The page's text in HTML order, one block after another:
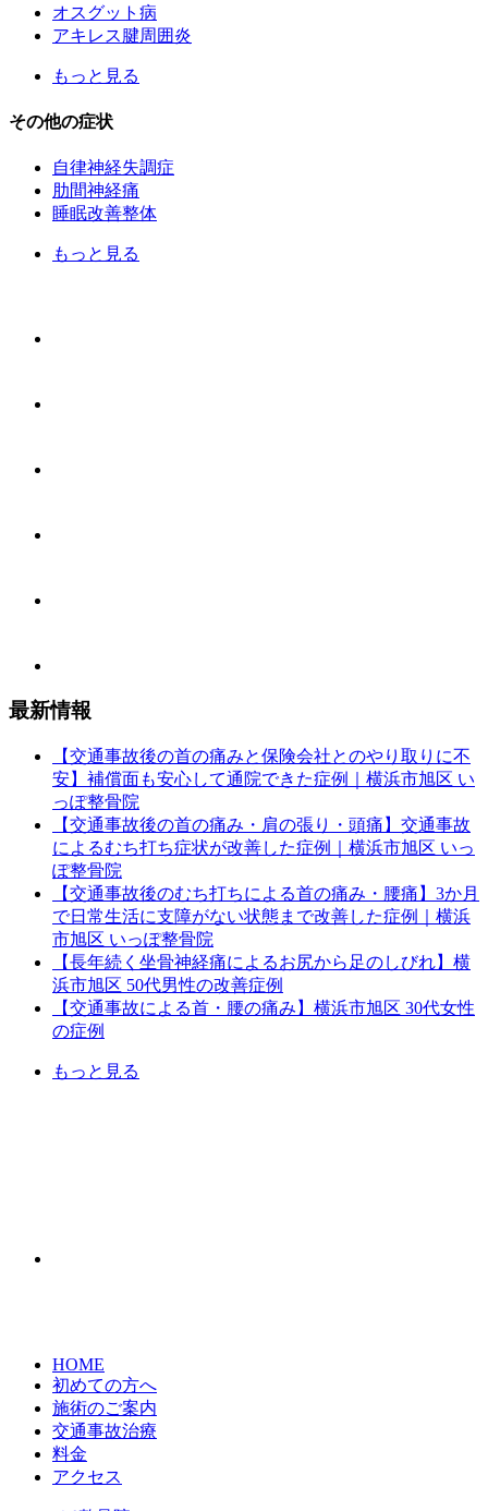
オスグット病
アキレス腱周囲炎
もっと見る
その他の症状
自律神経失調症
肋間神経痛
睡眠改善整体
もっと見る
最新情報
【交通事故後の首の痛みと保険会社とのやり取りに不
安】補償面も安心して通院できた症例｜横浜市旭区 い
っぽ整骨院
【交通事故後の首の痛み・肩の張り・頭痛】交通事故
によるむち打ち症状が改善した症例｜横浜市旭区 いっ
ぽ整骨院
【交通事故後のむち打ちによる首の痛み・腰痛】3か月
で日常生活に支障がない状態まで改善した症例｜横浜
市旭区 いっぽ整骨院
【長年続く坐骨神経痛によるお尻から足のしびれ】横
浜市旭区 50代男性の改善症例
【交通事故による首・腰の痛み】横浜市旭区 30代女性
の症例
もっと見る
HOME
初めての方へ
施術のご案内
交通事故治療
料金
アクセス